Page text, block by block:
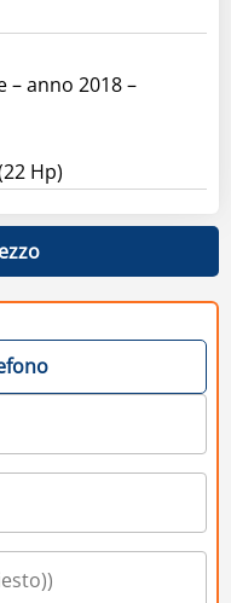
– anno 2018 –
Hp)